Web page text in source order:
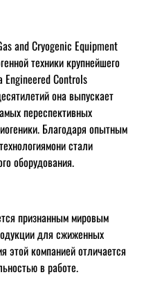
and Cryogenic Equipment
техники крупнейшего
Engineered Controls
она выпускает
переспективных
Благодаря опытным
стали
оборудования.
признанным мировым
для сжиженных
этой компанией отличается
в работе.